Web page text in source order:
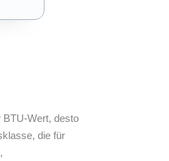
BTU-Wert, desto
die für